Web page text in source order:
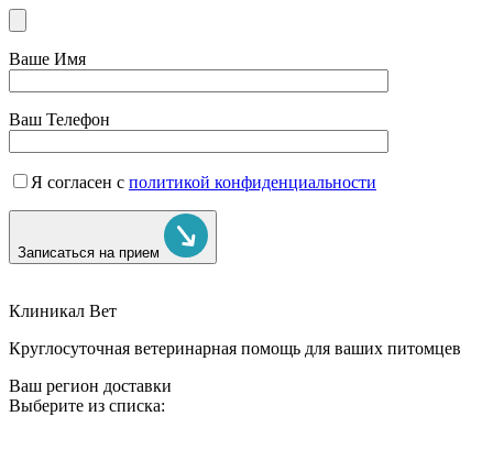
Ваше Имя
Ваш Телефон
Я согласен с политикой конфиденциальности
Записаться на прием
Клиникал Вет
Круглосуточная ветеринарная помощь для ваших питомцев
Ваш регион доставки
Выберите из списка: